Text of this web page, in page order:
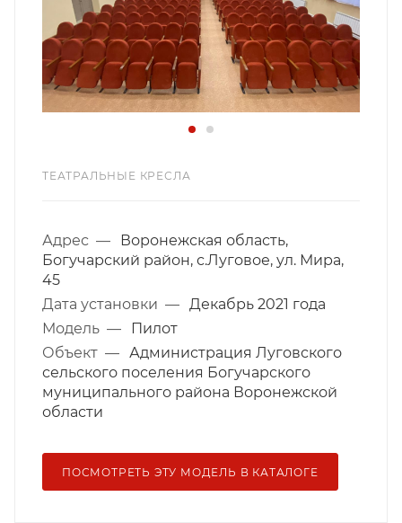
ТЕАТРАЛЬНЫЕ КРЕСЛА
Адрес —
Воронежская область,
Богучарский район, с.Луговое, ул. Мира,
45
Дата установки — Декабрь 2021 года
Модель —
Пилот
Объект — Администрация Луговского
сельского поселения Богучарского
муниципального района Воронежской
области
ПОСМОТРЕТЬ ЭТУ МОДЕЛЬ В КАТАЛОГЕ